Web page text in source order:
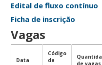
Edital de fluxo contínuo
Ficha de inscrição
Vagas
Data
Código
da
de vagas